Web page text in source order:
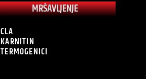
MRŠAVLJENJE
CLA
KARNITIN
TERMOGENICI